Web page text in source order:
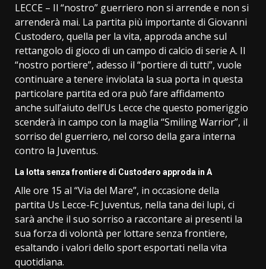
LECCE – Il “nostro” guerriero non si arrende e non si
arrenderà mai. La partita più importante di Giovanni
Custodero, quella per la vita, approda anche sul
rettangolo di gioco di un campo di calcio di serie A. Il
“nostro portiere”, adesso il “portiere di tutti”, vuole
continuare a tenere inviolata la sua porta in questa
particolare partita ed ora può fare affidamento
anche sull’aiuto dell’Us Lecce che questo pomeriggio
scenderà in campo con la maglia “Smiling Warrior”, il
sorriso del guerriero, nel corso della gara interna
contro la Juventus.
La lotta senza frontiere di Custodero approda in A
Alle ore 15 al “Via del Mare”, in occasione della
partita Us Lecce-Fc Juventus, nella tana dei lupi, ci
sarà anche il suo sorriso a raccontare ai presenti la
sua forza di volontà per lottare senza frontiere,
esaltando i valori dello sport esportati nella vita
quotidiana.